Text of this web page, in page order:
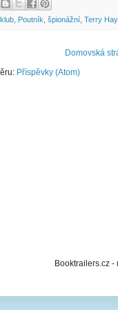
Poutník špionážní Terry
Domovská
Příspěvky (Atom)
Booktrailers.cz